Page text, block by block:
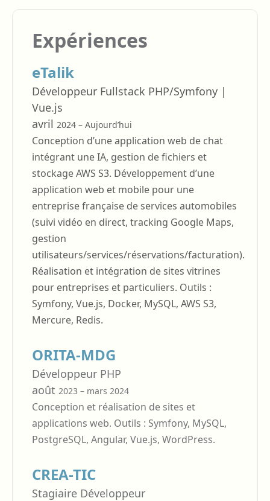
Expériences
eTalik
Développeur Fullstack PHP/Symfony |
Vue.js
avril 2024 – Aujourd’hui
Conception d’une application web de chat
intégrant une IA, gestion de fichiers et
stockage AWS S3. Développement d’une
application web et mobile pour une
entreprise française de services automobiles
(suivi vidéo en direct, tracking Google Maps,
gestion
utilisateurs/services/réservations/facturation).
Réalisation et intégration de sites vitrines
pour entreprises et particuliers. Outils :
Symfony, Vue.js, Docker, MySQL, AWS S3,
Mercure, Redis.
ORITA-MDG
Développeur PHP
août 2023 – mars 2024
Conception et réalisation de sites et
applications web. Outils : Symfony, MySQL,
PostgreSQL, Angular, Vue.js, WordPress.
CREA-TIC
Stagiaire Développeur